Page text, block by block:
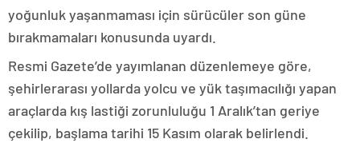
yoğunluk yaşanmaması için sürücüler son güne
bırakmamaları konusunda uyardı.
Resmi Gazete’de yayımlanan düzenlemeye göre,
şehirlerarası yollarda yolcu ve yük taşımacılığı yapan
araçlarda kış lastiği zorunluluğu 1 Aralık’tan geriye
çekilip, başlama tarihi 15 Kasım olarak belirlendi.